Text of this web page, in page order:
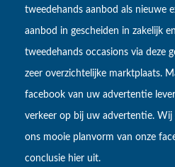
tweedehands aanbod als nieuwe
aanbod in gescheiden in zakelijk
tweedehands occasions via deze
zeer overzichtelijke marktplaats.
facebook van uw advertentie
verkeer op bij uw advertentie. Wij
ons mooie planvorm van onze
conclusie hier uit.